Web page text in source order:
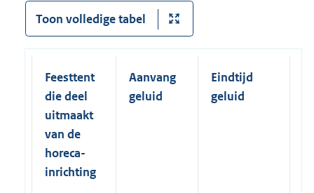
Toon volledige tabel
Feesttent
die deel
uitmaakt
van de
horeca-
inrichting
Aanvang
geluid
Eindtijd
geluid